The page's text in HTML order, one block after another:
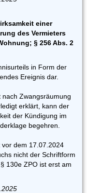
einer
des Vermieters
§ 256 Abs. 2
in Form der
Ereignis dar.
Zwangsräumung
erklärt, kann der
der Kündigung im
begehren.
vor dem 17.07.2024
nicht der Schriftform
130e ZPO ist erst am